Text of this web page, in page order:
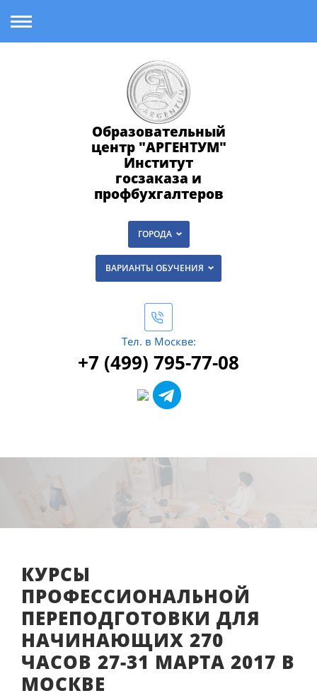
Образовательный
центр "АРГЕНТУМ"
Институт
госзаказа и
профбухгалтеров
ГОРОДА
ВАРИАНТЫ ОБУЧЕНИЯ
Тел. в Москве:
+7 (499) 795-77-08
КУРСЫ
ПРОФЕССИОНАЛЬНОЙ
ПЕРЕПОДГОТОВКИ ДЛЯ
НАЧИНАЮЩИХ 270
ЧАСОВ 27-31 МАРТА 2017 В
МОСКВЕ